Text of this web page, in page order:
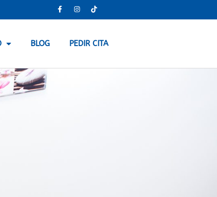
BLOG PEDIR CITA